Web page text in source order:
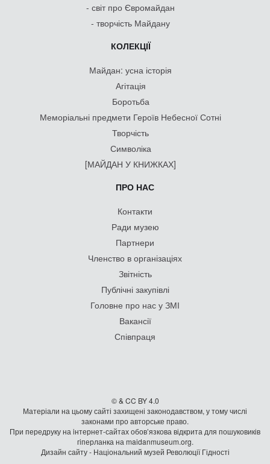
- світ про Євромайдан
- творчість Майдану
КОЛЕКЦІЇ
Майдан: усна історія
Агітація
Боротьба
Меморіальні предмети Героїв Небесної Сотні
Творчість
Символіка
[МАЙДАН У КНИЖКАХ]
ПРО НАС
Контакти
Ради музею
Партнери
Членство в організаціях
Звітність
Публічні закупівлі
Головне про нас у ЗМІ
Вакансії
Співпраця
© & CC BY 4.0
Матеріали на цьому сайті захищені законодавством, у тому числі
законами про авторське право.
При передруку на iнтернет-сайтах обов’язкова відкрита для пошуковиків
гiперланка на maidanmuseum.org.
Дизайн сайту - Національний музей Революції Гідності